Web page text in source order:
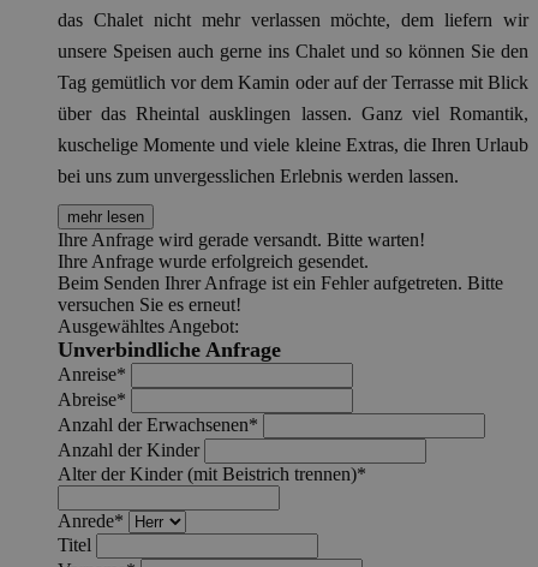
das Chalet nicht mehr verlassen möchte, dem liefern wir
unsere Speisen auch gerne ins Chalet und so können Sie den
Tag gemütlich vor dem Kamin oder auf der Terrasse mit Blick
über das Rheintal ausklingen lassen. Ganz viel Romantik,
kuschelige Momente und viele kleine Extras, die Ihren Urlaub
bei uns zum unvergesslichen Erlebnis werden lassen.
mehr lesen
Ihre Anfrage wird gerade versandt. Bitte warten!
Ihre Anfrage wurde erfolgreich gesendet.
Beim Senden Ihrer Anfrage ist ein Fehler aufgetreten. Bitte
versuchen Sie es erneut!
Ausgewähltes Angebot:
Unverbindliche Anfrage
Anreise*
Abreise*
Anzahl der Erwachsenen*
Anzahl der Kinder
Alter der Kinder (mit Beistrich trennen)*
Anrede*
Titel